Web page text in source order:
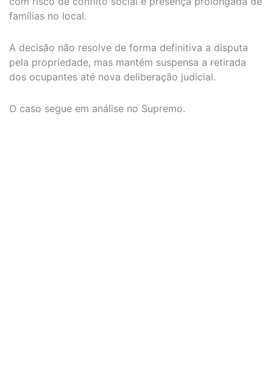
famílias no local.
A decisão não resolve de forma definitiva a disputa
pela propriedade, mas mantém suspensa a retirada
dos ocupantes até nova deliberação judicial.
O caso segue em análise no Supremo.